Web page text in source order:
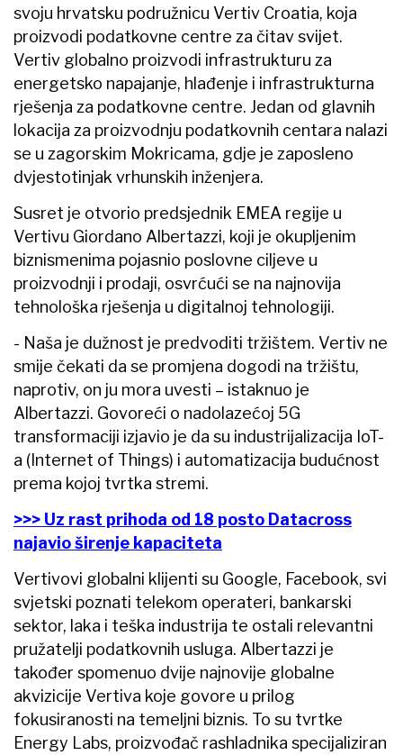
svoju hrvatsku podružnicu Vertiv Croatia, koja
proizvodi podatkovne centre za čitav svijet.
Vertiv globalno proizvodi infrastrukturu za
energetsko napajanje, hlađenje i infrastrukturna
rješenja za podatkovne centre. Jedan od glavnih
lokacija za proizvodnju podatkovnih centara nalazi
se u zagorskim Mokricama, gdje je zaposleno
dvjestotinjak vrhunskih inženjera.
Susret je otvorio predsjednik EMEA regije u
Vertivu Giordano Albertazzi, koji je okupljenim
biznismenima pojasnio poslovne ciljeve u
proizvodnji i prodaji, osvrćući se na najnovija
tehnološka rješenja u digitalnoj tehnologiji.
- Naša je dužnost je predvoditi tržištem. Vertiv ne
smije čekati da se promjena dogodi na tržištu,
naprotiv, on ju mora uvesti – istaknuo je
Albertazzi. Govoreći o nadolazećoj 5G
transformaciji izjavio je da su industrijalizacija IoT-
a (Internet of Things) i automatizacija budućnost
prema kojoj tvrtka stremi.
>>> Uz rast prihoda od 18 posto Datacross
najavio širenje kapaciteta
Vertivovi globalni klijenti su Google, Facebook, svi
svjetski poznati telekom operateri, bankarski
sektor, laka i teška industrija te ostali relevantni
pružatelji podatkovnih usluga. Albertazzi je
također spomenuo dvije najnovije globalne
akvizicije Vertiva koje govore u prilog
fokusiranosti na temeljni biznis. To su tvrtke
Energy Labs, proizvođač rashladnika specijaliziran